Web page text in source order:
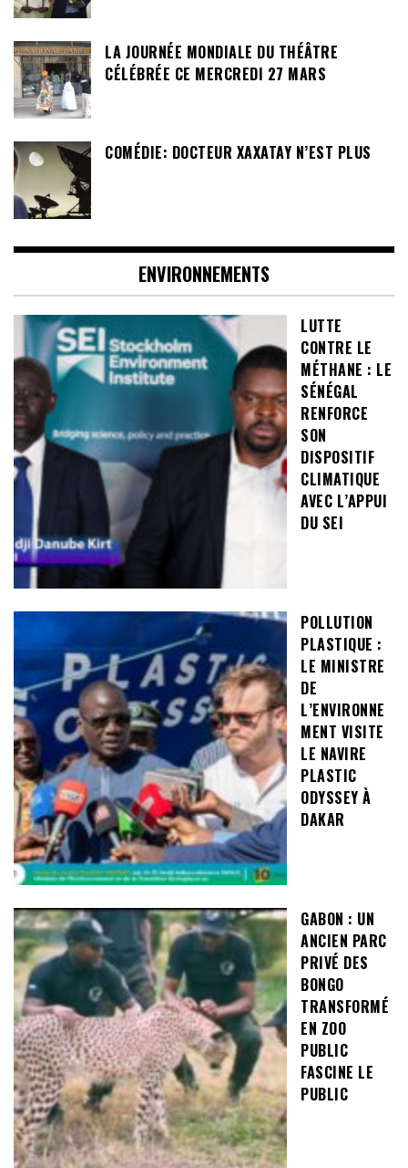
LA JOURNÉE MONDIALE DU THÉÂTRE
CÉLÉBRÉE CE MERCREDI 27 MARS
COMÉDIE: DOCTEUR XAXATAY N’EST PLUS
ENVIRONNEMENTS
LUTTE
CONTRE LE
MÉTHANE : LE
SÉNÉGAL
RENFORCE
SON
DISPOSITIF
CLIMATIQUE
AVEC L’APPUI
DU SEI
POLLUTION
PLASTIQUE :
LE MINISTRE
DE
L’ENVIRONNE
MENT VISITE
LE NAVIRE
PLASTIC
ODYSSEY À
DAKAR
GABON : UN
ANCIEN PARC
PRIVÉ DES
BONGO
TRANSFORMÉ
EN ZOO
PUBLIC
FASCINE LE
PUBLIC